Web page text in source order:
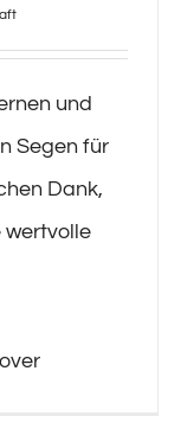
und
Segen für
Dank,
wertvolle